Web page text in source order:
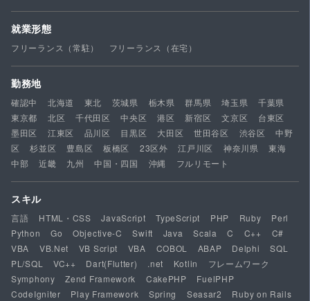
就業形態
フリーランス（常駐） フリーランス（在宅）
勤務地
確認中 北海道 東北 茨城県 栃木県 群馬県 埼玉県
千葉県
東京都
北区 千代田区 中央区 港区 新宿区 文京区
台東区
墨田区
江東区 品川区 目黒区 大田区 世田谷区 渋谷区
中野
区
杉並区 豊島区 板橋区 23区外 江戸川区 神奈川県
東海
中部
近畿 九州 中国・四国 沖縄 フルリモート
スキル
言語 HTML・CSS JavaScript TypeScript PHP Ruby
Perl
Python
Go Objective-C Swift Java Scala C C++
C#
VBA
VB.Net VB Script VBA COBOL ABAP Delphi
SQL
PL/SQL
VC++ Dart(Flutter) .net Kotlin
フレームワーク
Symphony
Zend Framework CakePHP
FuelPHP
CodeIgniter
Play Framework Spring Seasar2
Ruby on Rails